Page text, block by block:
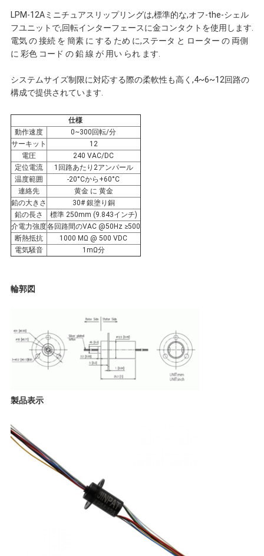
に
連
し
な
さ
い
引
用
要
求
し
さ
い
LPM-12Aミニチュアスリップリングは,標準的な,オフ-the-シェル
フユニットで,回転インターフェースに金コンタクトを使用します.
電気 の 接続 を 簡素 に する ため に,ステータ と ローター の 両側
に 彩色 コード の 鉛 線 が 用い られ ます.
システムサイズ制限に対応する際の柔軟性も高く,4~6~12回路の
構成で提供されています.
仕様
動作速度
0~300回転/分
サーキット
12
電圧
240 VAC/DC
定位電流
1回路あたり2アンパール
温度範囲
-20°Cから+60°C
連絡先
黄金 に 黄金
鉛の大きさ
30# 銀塗り銅
鉛の長さ
標準 250mm (9.843インチ)
介電力強度各回路間のVAC @50Hz ≥500
断熱抵抗
1000 MΩ @ 500 VDC
電気騒音
1mΩ分
輪郭図
製品表示